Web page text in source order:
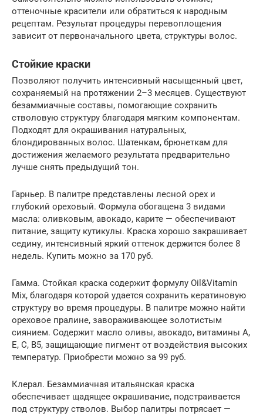
оттеночные красители или обратиться к народным
рецептам. Результат процедуры перевоплощения
зависит от первоначального цвета, структуры волос.
Стойкие краски
Позволяют получить интенсивный насыщенный цвет,
сохраняемый на протяжении 2–3 месяцев. Существуют
безаммиачные составы, помогающие сохранить
стволовую структуру благодаря мягким компонентам.
Подходят для окрашивания натуральных,
блондированных волос. Шатенкам, брюнеткам для
достижения желаемого результата предварительно
лучше снять предыдущий тон.
Гарньер. В палитре представлены лесной орех и
глубокий ореховый. Формула обогащена 3 видами
масла: оливковым, авокадо, карите — обеспечивают
питание, защиту кутикулы. Краска хорошо закрашивает
седину, интенсивный яркий оттенок держится более 8
недель. Купить можно за 170 руб.
Гамма. Стойкая краска содержит формулу Oil&Vitamin
Mix, благодаря которой удается сохранить кератиновую
структуру во время процедуры. В палитре можно найти
ореховое пралине, завораживающее золотистым
сиянием. Содержит масло оливы, авокадо, витамины А,
Е, С, В5, защищающие пигмент от воздействия высоких
температур. Приобрести можно за 99 руб.
Клерал. Безаммиачная итальянская краска
обеспечивает щадящее окрашивание, подстраивается
под структуру стволов. Выбор палитры потрясает —